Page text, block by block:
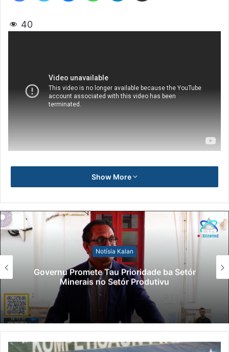
40
Show More
Notísia Kalan
Lei Siberseguransa Ajuda Autoridade
Polisiál Kaptura Autór Kriminozu ho
Paradeiru Iha Estranjeiru